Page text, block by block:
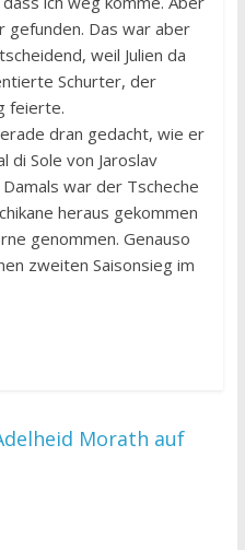
gefunden. Das war aber
weil Julien da
Schurter, der
feierte.
dran gedacht, wie er
di Sole von Jaroslav
war der Tscheche
heraus gekommen
genommen. Genauso
zweiten Saisonsieg im
Morath auf